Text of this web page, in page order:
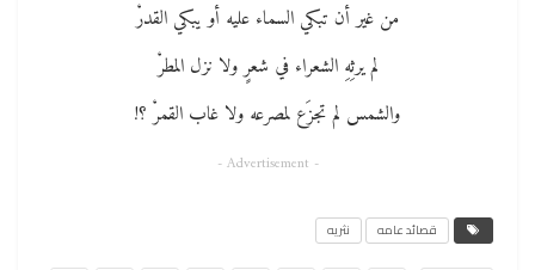
من غير أن تبكي السماء عليه أو يبكي القدرْ
لم يرثِهِ الشعراء في شعرٍ ولا نزل المطرْ
والشمس لم تجزَع لمصرعه ولا غاب القمرْ ؟!
- Advertisement -
قصائد عامه نثريه